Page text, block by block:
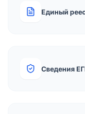
Единый
Сведения